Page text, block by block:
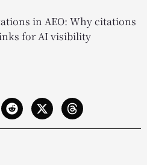
in AEO: Why citations
for AI visibility